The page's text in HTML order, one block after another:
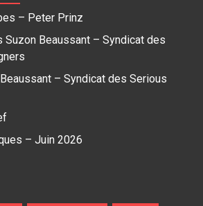
– Peter Prinz
Suzon Beaussant – Syndicat des
– Syndicat des Serious
– Juin 2026